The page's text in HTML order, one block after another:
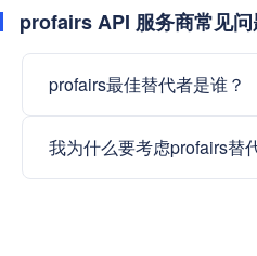
profairs API 服务商常见
profairs最佳替代者是谁？
我为什么要考虑profairs替